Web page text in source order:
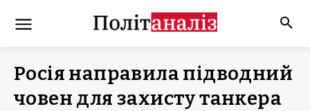
Росія направила підводний
човен для захисту танкера